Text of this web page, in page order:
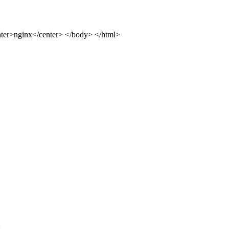
center> </body> </html>